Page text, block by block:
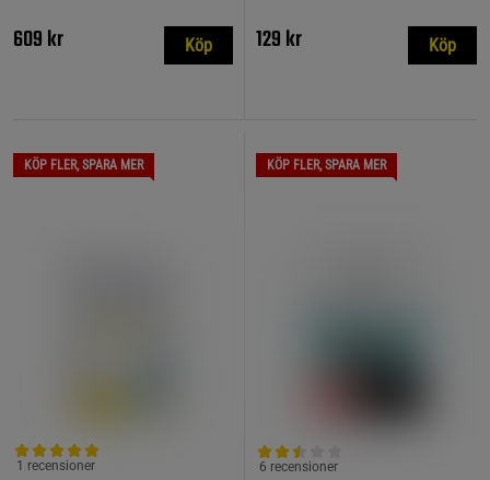
609 kr Köp 129 kr Köp
KÖP FLER, SPARA MER
1 recensioner
KÖP FLER, SPARA MER
6 recensioner